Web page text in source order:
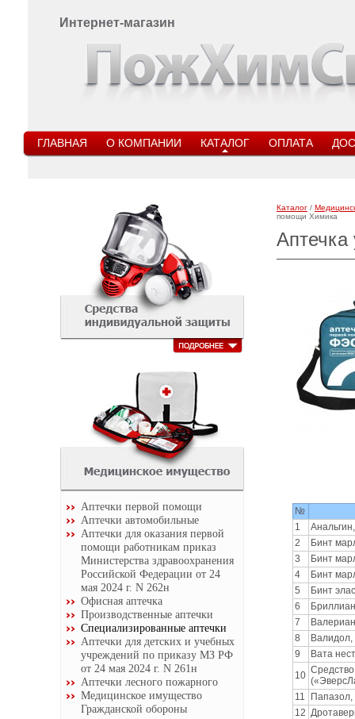
Интернет-магазин
ГЛАВНАЯ О КОМПАНИИ КАТАЛОГ ОПЛАТА
Аптечки первой помощи
Аптечки автомобильные
Аптечки для оказания первой
помощи работникам приказ
Министерства здравоохранения
Российской Федерации от 24
мая 2024 г. N 262н
Офисная аптечка
Производственные аптечки
Специализированные аптечки
Аптечки для детских и учебных
учреждений по приказу МЗ РФ
от 24 мая 2024 г. N 261н
Аптечки лесного пожарного
Медицинское имущество
Гражданской обороны
Каталог /
помощи Химика
№
1
2
Бинт
3
Бинт
4
Бинт
5
Бинт
6
7
8
9
Вата
10
11
12